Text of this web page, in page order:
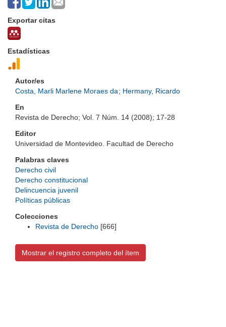
Exportar citas
Estadísticas
Autor/es
Costa, Marli Marlene Moraes da; Hermany, Ricardo
En
Revista de Derecho; Vol. 7 Núm. 14 (2008); 17-28
Editor
Universidad de Montevideo. Facultad de Derecho
Palabras claves
Derecho civil
Derecho constitucional
Delincuencia juvenil
Políticas públicas
Colecciones
Revista de Derecho [666]
Mostrar el registro completo del ítem